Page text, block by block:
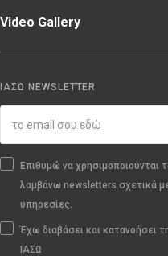
Video Gallery
ΙΑΣΩ NEWSLETTER
Επιθυμώ να χρησιμοποιούνται
λαμβάνω newsletters σχετικά
υπηρεσίες.
Έχω διαβάσει και κατανοήσει
ΙΑΣΩ